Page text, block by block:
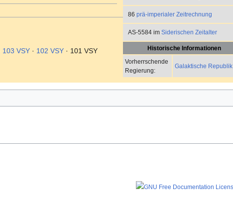
86 prä-imperialer Zeitrechnung
AS-5584 im Siderischen Zeitalter
Historische Informationen
Vorherrschende
Regierung:
Galaktische Republik
103 VSY· 102 VSY· 101 VSY